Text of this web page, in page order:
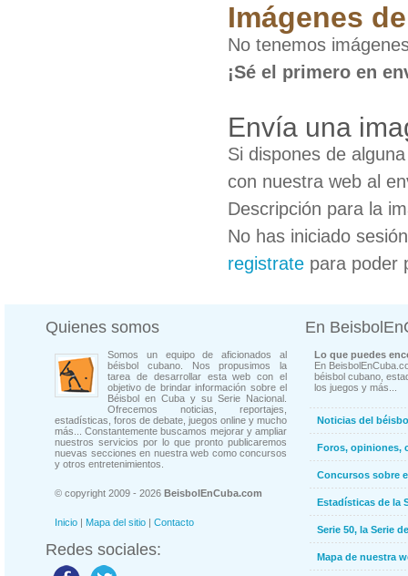
Imágenes
No tenemos
¡Sé el primero en
Envía una
Si dispones de
con nuestra web al
Descripción para la
No has iniciado
registrate para poder
Quienes somos
Somos un equipo de aficionados al
béisbol cubano. Nos propusimos la
tarea de desarrollar esta web con el
objetivo de brindar información sobre el
Béisbol en Cuba y su Serie Nacional.
Ofrecemos noticias, reportajes,
estadísticas, foros de debate, juegos online y mucho
más... Constantemente buscamos mejorar y ampliar
nuestros servicios por lo que pronto publicaremos
nuevas secciones en nuestra web como concursos
y otros entretenimientos.
© copyright 2009 - 2026 BeisbolEnCuba.com
Inicio | Mapa del sitio | Contacto
Redes sociales:
En
Lo que puedes
En
béisbol cubano,
los juegos y más...
Noticias del
Foros, opiniones,
Concursos sobre
Estadísticas de la
Serie 50, la Serie
Mapa de nuestra